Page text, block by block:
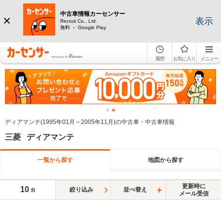
中古車情報カーセンサー
Recruit Co., Ltd.
無料 － Google Play
表示
履歴 お気に入り メニュー
ディアマンテ(1995年01月～2005年11月)の中古車・中古車情報
三菱 ディアマンテ
一覧から探す 地図から探す
10 台 絞り込み 並べ替え
更新時に
メール受信